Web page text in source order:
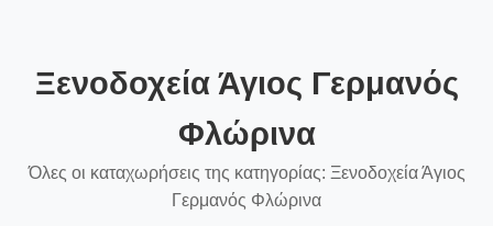
Ξενοδοχεία Άγιος Γερμανός
Φλώρινα
Όλες οι καταχωρήσεις της κατηγορίας: Ξενοδοχεία Άγιος
Γερμανός Φλώρινα